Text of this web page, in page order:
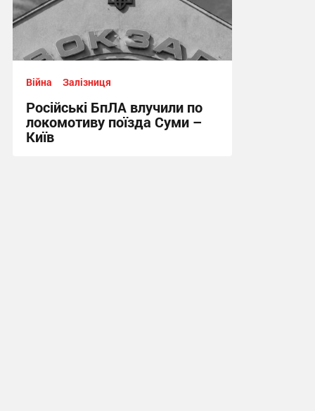
Війна Залізниця
Російські БпЛА влучили по
локомотиву поїзда Суми –
Київ